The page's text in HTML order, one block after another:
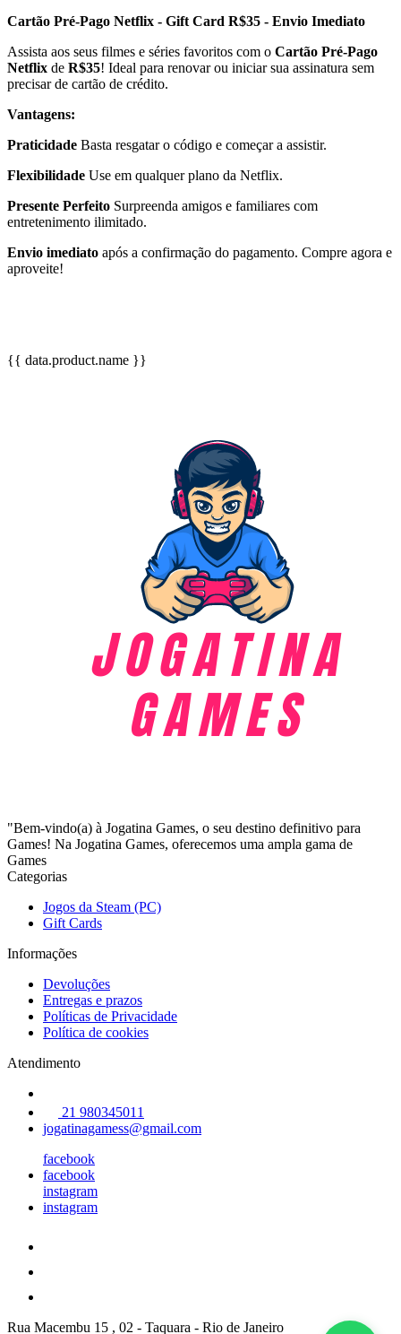
Cartão Pré-Pago Netflix - Gift Card R$35 - Envio Imediato
Assista aos seus filmes e séries favoritos com o Cartão Pré-Pago
Netflix de R$35! Ideal para renovar ou iniciar sua assinatura sem
precisar de cartão de crédito.
Vantagens:
Praticidade Basta resgatar o código e começar a assistir.
Flexibilidade Use em qualquer plano da Netflix.
Presente Perfeito Surpreenda amigos e familiares com
entretenimento ilimitado.
Envio imediato após a confirmação do pagamento. Compre agora e
aproveite!
{{ data.product.name }}
"Bem-vindo(a) à Jogatina Games, o seu destino definitivo para
Games! Na Jogatina Games, oferecemos uma ampla gama de
Games
Categorias
Jogos da Steam (PC)
Gift Cards
Informações
Devoluções
Entregas e prazos
Políticas de Privacidade
Política de cookies
Atendimento
21 980345011
jogatinagamess@gmail.com
facebook
facebook
instagram
instagram
Rua Macembu 15 , 02 - Taquara - Rio de Janeiro